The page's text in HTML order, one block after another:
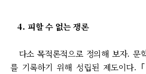
4. 피할 수 없는 쟁론
다소 목적론적으로 정의해 보자. 문
를 기록하기 위해 성립된 제도이다.